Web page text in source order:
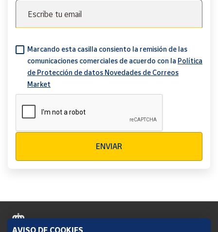
Escribe tu email
Marcando esta casilla consiento la remisión de las
comunicaciones comerciales de acuerdo con la Política
de Protección de datos Novedades de Correos
Market
ENVIAR
AVISO DE COOKIES